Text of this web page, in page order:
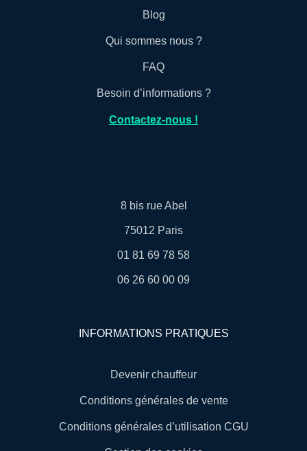
Blog
Qui sommes nous ?
FAQ
Besoin d’informations ?
Contactez-nous !
8 bis rue Abel
75012 Paris
01 81 69 78 58
06 26 60 00 09
INFORMATIONS PRATIQUES
Devenir chauffeur
Conditions générales de vente
Conditions générales d’utilisation CGU